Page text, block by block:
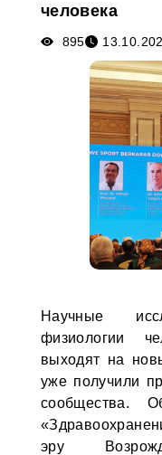
человека
895
Научные
физиологии
выходят на
уже получили
сообщества.
эру